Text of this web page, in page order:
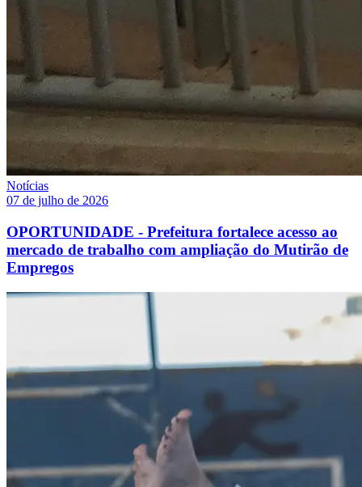
Notícias
07 de julho de 2026
OPORTUNIDADE - Prefeitura fortalece acesso ao
mercado de trabalho com ampliação do Mutirão de
Empregos